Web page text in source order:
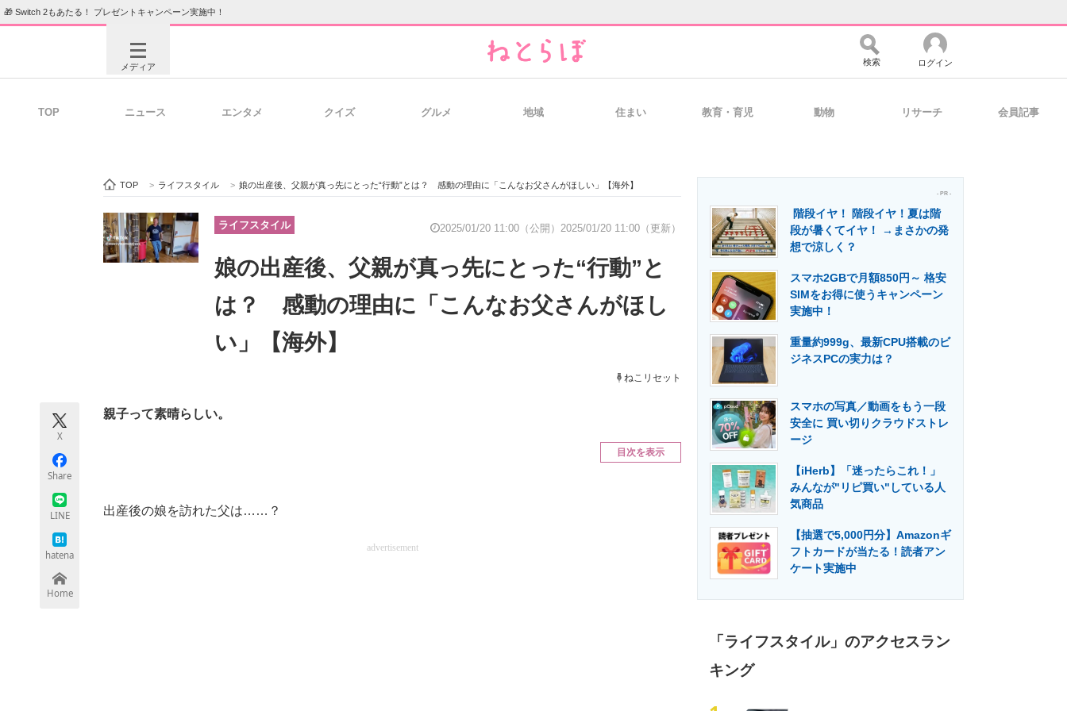
🎁 Switch 2もあたる！ プレゼントキャンペーン実施中！
メディア
ビジネスと働き方のヒント 経営リーダーのコミュニティ マーケ×ITの今がよく分かる
企業向けIT製品の総合サイト 製造業のIT導入・活用を支援
エネルギーの専門メディア 建設×テクノロジーの最前線
検索 ログイン
TOP ニュース エンタメ クイズ グルメ 地域 住まい 教育・育児 動物 リサーチ 会員記事
TOP > ライフスタイル > 娘の出産後、父親が真っ先にとった“行動”とは？ 感動の理由に「こんなお父さんがほしい」【海外】
ライフスタイル 2025/01/20 11:00（公開） 2025/01/20 11:00（更新）
娘の出産後、父親が真っ先にとった“行動”と
は？ 感動の理由に「こんなお父さんがほし
い」【海外】
ねこリセット
X
Share
LINE
hatena
Home
親子って素晴らしい。
目次を表示
出産後の娘を訪れた父は……？
advertisement
- PR -
階段イヤ！ 階段イヤ！夏は階
段が暑くてイヤ！ →まさかの発
想で涼しく？
スマホ2GBで月額850円～ 格安
SIMをお得に使うキャンペーン
実施中！
重量約999g、最新CPU搭載のビ
ジネスPCの実力は？
スマホの写真／動画をもう一段
安全に 買い切りクラウドストレ
ージ
【iHerb】「迷ったらこれ！」
みんなが"リピ買い"している人
気商品
【抽選で5,000円分】Amazonギ
フトカードが当たる！読者アン
ケート実施中
「ライフスタイル」のアクセスラン
キング